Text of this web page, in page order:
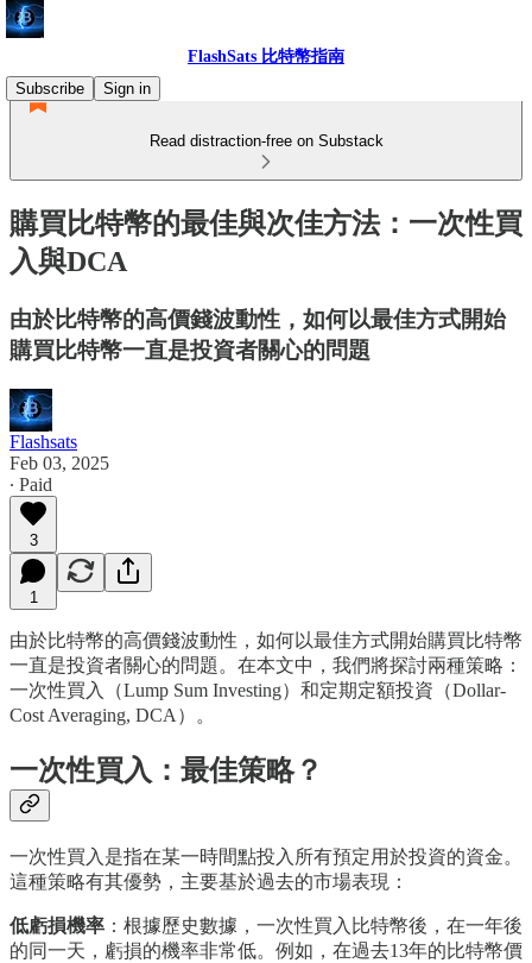
FlashSats 比特幣指南
Subscribe
Sign in
Read distraction-free on Substack
購買比特幣的最佳與次佳方法：一次性買
入與DCA
由於比特幣的高價錢波動性，如何以最佳方式開始
購買比特幣一直是投資者關心的問題
Flashsats
Feb 03, 2025
∙ Paid
3
1
由於比特幣的高價錢波動性，如何以最佳方式開始購買比特幣
一直是投資者關心的問題。在本文中，我們將探討兩種策略：
一次性買入（Lump Sum Investing）和定期定額投資（Dollar-
Cost Averaging, DCA）。
一次性買入：最佳策略？
一次性買入是指在某一時間點投入所有預定用於投資的資金。
這種策略有其優勢，主要基於過去的市場表現：
低虧損機率 ：根據歷史數據，一次性買入比特幣後，在一年後
的同一天，虧損的機率非常低。例如，在過去13年的比特幣價